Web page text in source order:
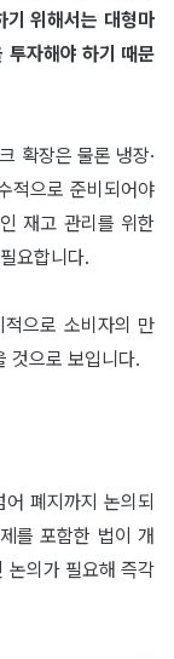
기 위해서는 대형마
투자해야 하기 때문
확장은 물론 냉장·
적으로 준비되어야
재고 관리를 위한
요합니다.
으로 소비자의 만
것으로 보입니다.
폐지까지 논의되
를 포함한 법이 개
논의가 필요해 즉각